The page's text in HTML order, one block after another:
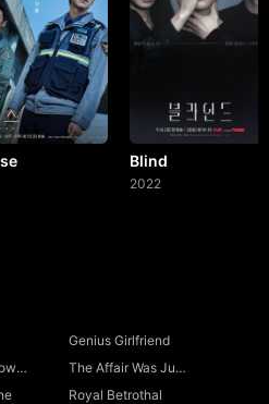
Blind
2022
Genius Girlfriend
The Affair Was Just
the Beginning
Royal Betrothal